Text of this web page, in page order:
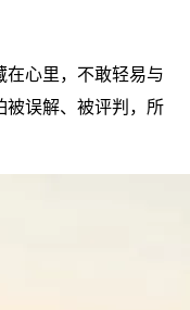
在心里，不敢轻易与
被误解、被评判，所